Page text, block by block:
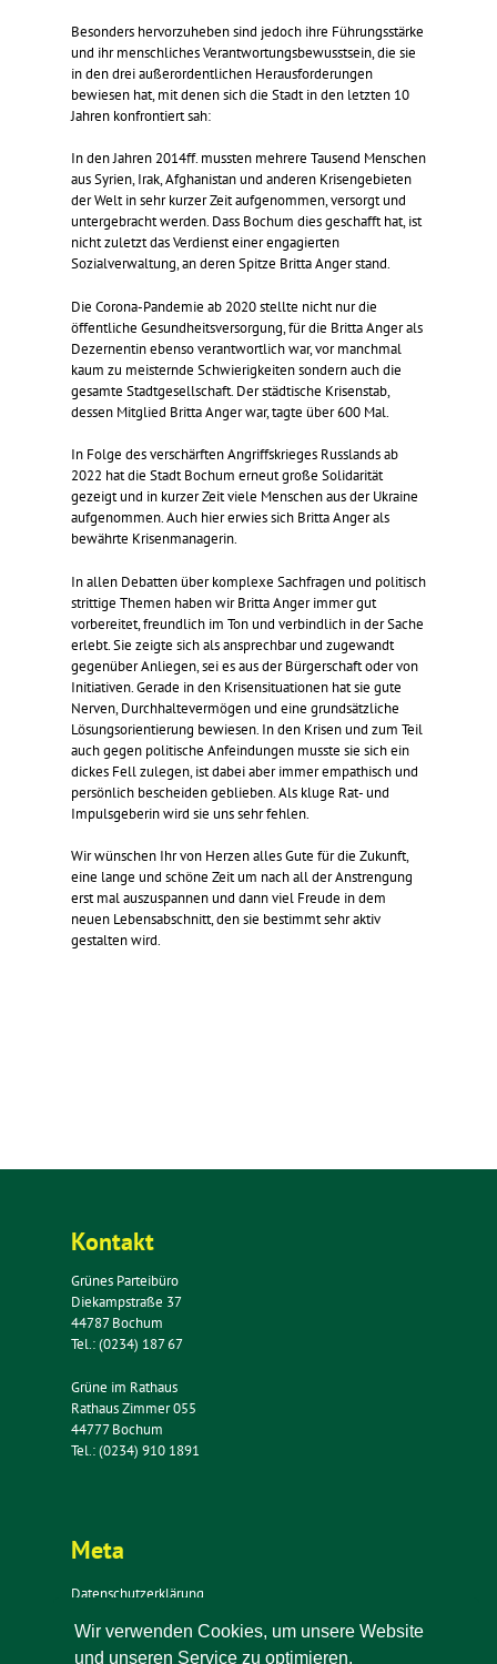
Besonders hervorzuheben sind jedoch ihre Führungsstärke
und ihr menschliches Verantwortungsbewusstsein, die sie
in den drei außerordentlichen Herausforderungen
bewiesen hat, mit denen sich die Stadt in den letzten 10
Jahren konfrontiert sah:
In den Jahren 2014ff. mussten mehrere Tausend Menschen
aus Syrien, Irak, Afghanistan und anderen Krisengebieten
der Welt in sehr kurzer Zeit aufgenommen, versorgt und
untergebracht werden. Dass Bochum dies geschafft hat, ist
nicht zuletzt das Verdienst einer engagierten
Sozialverwaltung, an deren Spitze Britta Anger stand.
Die Corona-Pandemie ab 2020 stellte nicht nur die
öffentliche Gesundheitsversorgung, für die Britta Anger als
Dezernentin ebenso verantwortlich war, vor manchmal
kaum zu meisternde Schwierigkeiten sondern auch die
gesamte Stadtgesellschaft. Der städtische Krisenstab,
dessen Mitglied Britta Anger war, tagte über 600 Mal.
In Folge des verschärften Angriffskrieges Russlands ab
2022 hat die Stadt Bochum erneut große Solidarität
gezeigt und in kurzer Zeit viele Menschen aus der Ukraine
aufgenommen. Auch hier erwies sich Britta Anger als
bewährte Krisenmanagerin.
In allen Debatten über komplexe Sachfragen und politisch
strittige Themen haben wir Britta Anger immer gut
vorbereitet, freundlich im Ton und verbindlich in der Sache
erlebt. Sie zeigte sich als ansprechbar und zugewandt
gegenüber Anliegen, sei es aus der Bürgerschaft oder von
Initiativen. Gerade in den Krisensituationen hat sie gute
Nerven, Durchhaltevermögen und eine grundsätzliche
Lösungsorientierung bewiesen. In den Krisen und zum Teil
auch gegen politische Anfeindungen musste sie sich ein
dickes Fell zulegen, ist dabei aber immer empathisch und
persönlich bescheiden geblieben. Als kluge Rat- und
Impulsgeberin wird sie uns sehr fehlen.
Wir wünschen Ihr von Herzen alles Gute für die Zukunft,
eine lange und schöne Zeit um nach all der Anstrengung
erst mal auszuspannen und dann viel Freude in dem
neuen Lebensabschnitt, den sie bestimmt sehr aktiv
gestalten wird.
Kontakt
Grünes Parteibüro
Diekampstraße 37
44787 Bochum
Tel.: (0234) 187 67
Grüne im Rathaus
Rathaus Zimmer 055
44777 Bochum
Tel.: (0234) 910 1891
Meta
Datenschutzerklärung
Impressum
Kontakt
Wir verwenden Cookies, um unsere Website
und unseren Service zu optimieren.